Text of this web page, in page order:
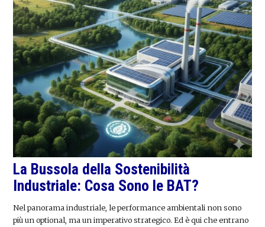
La Bussola della Sostenibilità
Industriale: Cosa Sono le BAT?
Nel panorama industriale, le performance ambientali non sono
più un optional, ma un imperativo strategico. Ed è qui che entrano